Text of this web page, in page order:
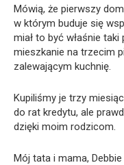
Mówią, że pierwszy
w którym buduje się
miał to być właśnie
mieszkanie na trzecim
zalewającym kuchnię.
Kupiliśmy je trzy
do rat kredytu, ale
dzięki moim rodzicom.
Mój tata i mama,